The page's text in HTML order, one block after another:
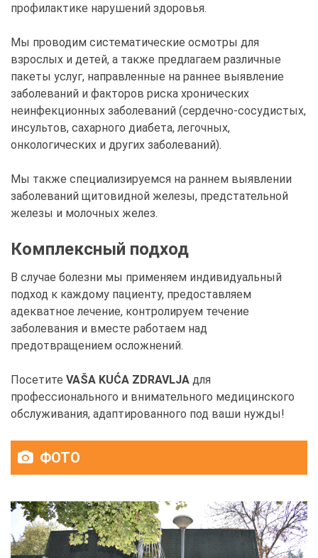
профилактике нарушений здоровья.
Мы проводим систематические осмотры для
взрослых и детей, а также предлагаем различные
пакеты услуг, направленные на раннее выявление
заболеваний и факторов риска хронических
неинфекционных заболеваний (сердечно-сосудистых,
инсультов, сахарного диабета, легочных,
онкологических и других заболеваний).
Мы также специализируемся на раннем выявлении
заболеваний щитовидной железы, предстательной
железы и молочных желез.
Комплексный подход
В случае болезни мы применяем индивидуальный
подход к каждому пациенту, предоставляем
адекватное лечение, контролируем течение
заболевания и вместе работаем над
предотвращением осложнений.
Посетите VAŠA KUĆA ZDRAVLJA для
профессионального и внимательного медицинского
обслуживания, адаптированного под ваши нужды!
ФОТО